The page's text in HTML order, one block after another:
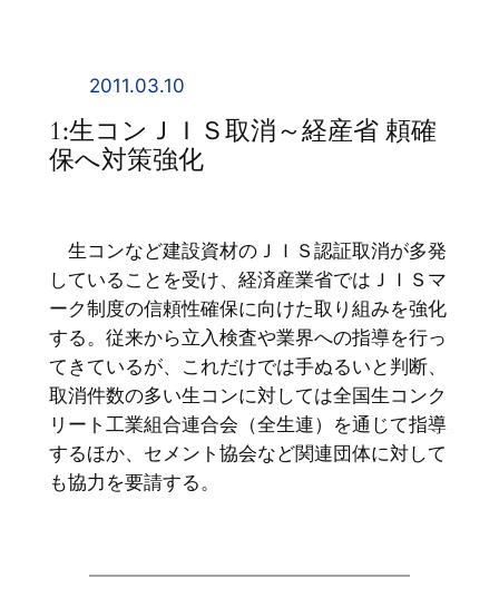
2011.03.10
1:生コンＪＩＳ取消～経産省 頼確
保へ対策強化
生コンなど建設資材のＪＩＳ認証取消が多発
していることを受け、経済産業省ではＪＩＳマ
ーク制度の信頼性確保に向けた取り組みを強化
する。従来から立入検査や業界への指導を行っ
てきているが、これだけでは手ぬるいと判断、
取消件数の多い生コンに対しては全国生コンク
リート工業組合連合会（全生連）を通じて指導
するほか、セメント協会など関連団体に対して
も協力を要請する。